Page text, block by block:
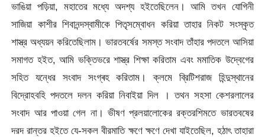
ভাঙিয়া পড়িয়া, মহাতের মধ্যে অদশ্য হইতেছিলেন। আমি তখন যোগিনী
সাজিয়া কাশীর শিবানন্দস্বামীকে পিতৃসম্বোধন করিয়া তাহার নিকট সংস্কৃত
শাস্ত্র অধ্যয়ন করিতেছিলাম। ভারতবর্ষের সমস্ত সংবাদ তাঁহার পদতলে আসিয়া
সমাগত হইত, আমি ভক্তিভরে শাস্ত্র শিক্ষা করিতাম এবং মমাতিক উদ্বেগের
সহিত যন্ধের সংবাদ সংগ্ৰহ করিতাম। ক্লমে ব্রিটিশরাজ হিন্দুস্থানের
বিদ্রোহবহি পদতলে দলন করিয়া নিবাইয়া দিল । তথন সহসা কেশরলালের
সংবাদ আর পাওয়া গেল না। ভীষণ প্রলয়ালোকের রক্তরশিমতে ভারতবষের
দরদ রান্তর হইতে যে-সকল বীরমাতি ক্ষণে ক্ষণে দেখা যাইতেছিল, হঠাৎ তাহারা